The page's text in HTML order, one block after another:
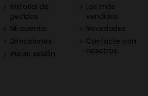
Historial de
pedidos
Mi cuenta
Direcciones
Iniciar sesión
Los más
vendidos
Novedades
Contacte con
nosotros